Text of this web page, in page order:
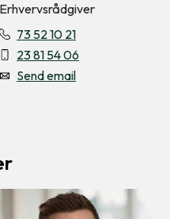
Erhvervsrådgiver
73 52 10 21
23 81 54 06
Send email